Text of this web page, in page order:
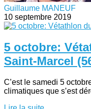
Guillaume MANEUF
10 septembre 2019
5 octobre:
Saint-Marcel
C’est le samedi 5
climatiques que s’est